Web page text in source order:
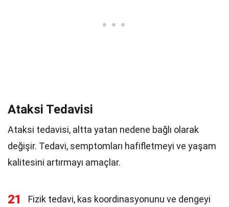
Ataksi Tedavisi
Ataksi tedavisi, altta yatan nedene bağlı olarak
değişir. Tedavi, semptomları hafifletmeyi ve yaşam
kalitesini artırmayı amaçlar.
21
Fizik tedavi, kas koordinasyonunu ve dengeyi